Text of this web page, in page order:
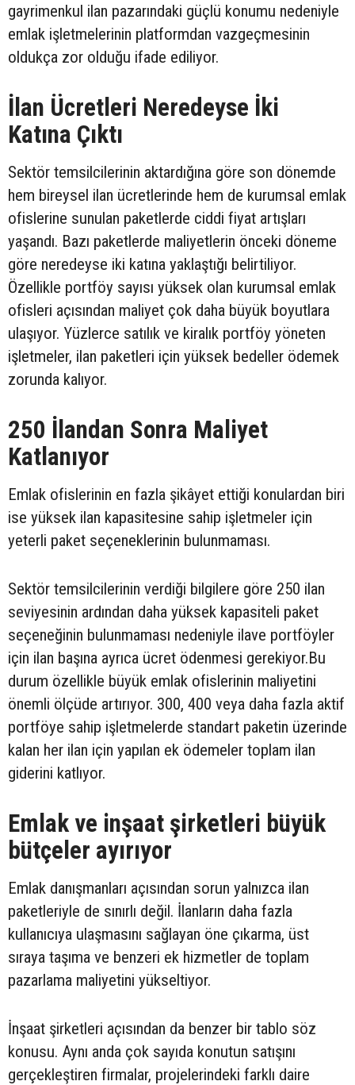
gayrimenkul ilan pazarındaki güçlü konumu nedeniyle
emlak işletmelerinin platformdan vazgeçmesinin
oldukça zor olduğu ifade ediliyor.
İlan Ücretleri Neredeyse İki
Katına Çıktı
Sektör temsilcilerinin aktardığına göre son dönemde
hem bireysel ilan ücretlerinde hem de kurumsal emlak
ofislerine sunulan paketlerde ciddi fiyat artışları
yaşandı. Bazı paketlerde maliyetlerin önceki döneme
göre neredeyse iki katına yaklaştığı belirtiliyor.
Özellikle portföy sayısı yüksek olan kurumsal emlak
ofisleri açısından maliyet çok daha büyük boyutlara
ulaşıyor. Yüzlerce satılık ve kiralık portföy yöneten
işletmeler, ilan paketleri için yüksek bedeller ödemek
zorunda kalıyor.
250 İlandan Sonra Maliyet
Katlanıyor
Emlak ofislerinin en fazla şikâyet ettiği konulardan biri
ise yüksek ilan kapasitesine sahip işletmeler için
yeterli paket seçeneklerinin bulunmaması.
Sektör temsilcilerinin verdiği bilgilere göre 250 ilan
seviyesinin ardından daha yüksek kapasiteli paket
seçeneğinin bulunmaması nedeniyle ilave portföyler
için ilan başına ayrıca ücret ödenmesi gerekiyor.Bu
durum özellikle büyük emlak ofislerinin maliyetini
önemli ölçüde artırıyor. 300, 400 veya daha fazla aktif
portföye sahip işletmelerde standart paketin üzerinde
kalan her ilan için yapılan ek ödemeler toplam ilan
giderini katlıyor.
Emlak ve inşaat şirketleri büyük
bütçeler ayırıyor
Emlak danışmanları açısından sorun yalnızca ilan
paketleriyle de sınırlı değil. İlanların daha fazla
kullanıcıya ulaşmasını sağlayan öne çıkarma, üst
sıraya taşıma ve benzeri ek hizmetler de toplam
pazarlama maliyetini yükseltiyor.
İnşaat şirketleri açısından da benzer bir tablo söz
konusu. Aynı anda çok sayıda konutun satışını
gerçekleştiren firmalar, projelerindeki farklı daire